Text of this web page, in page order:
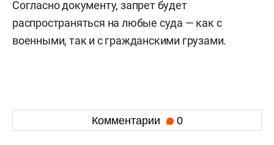
Согласно документу, запрет будет
распространяться на любые суда — как с
военными, так и с гражданскими грузами.
Комментарии 0